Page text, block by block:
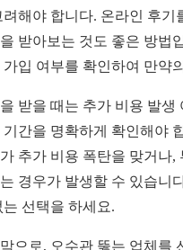
려해야 합니다. 온라인 후
받아보는 것도 좋은 방법
가입 여부를 확인하여 만약
받을 때는 추가 비용 발생
기간을 명확하게 확인해야
추가 비용 폭탄을 맞거나
경우가 발생할 수 있습니
는 선택을 하세요.
으로, 오수관 뚫는 업체를